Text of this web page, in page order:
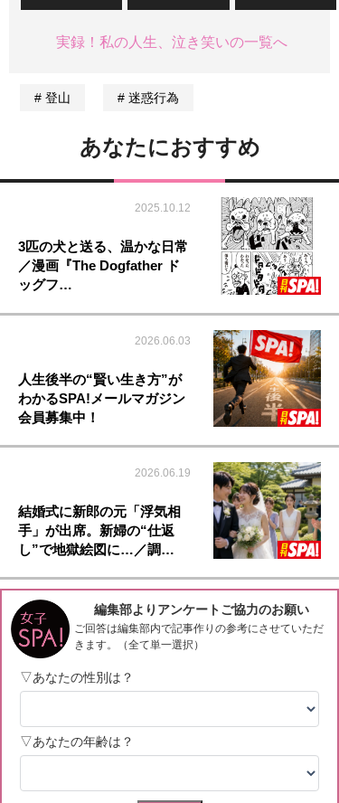
実録！私の人生、泣き笑いの一覧へ
登山 迷惑行為
あなたにおすすめ
2025.10.12
3匹の犬と送る、温かな日常
／漫画『The Dogfather ド
ッグフ…
2026.06.03
人生後半の“賢い生き方”が
わかるSPA!メールマガジン
会員募集中！
2026.06.19
結婚式に新郎の元「浮気相
手」が出席。新婦の“仕返
し”で地獄絵図に…／調…